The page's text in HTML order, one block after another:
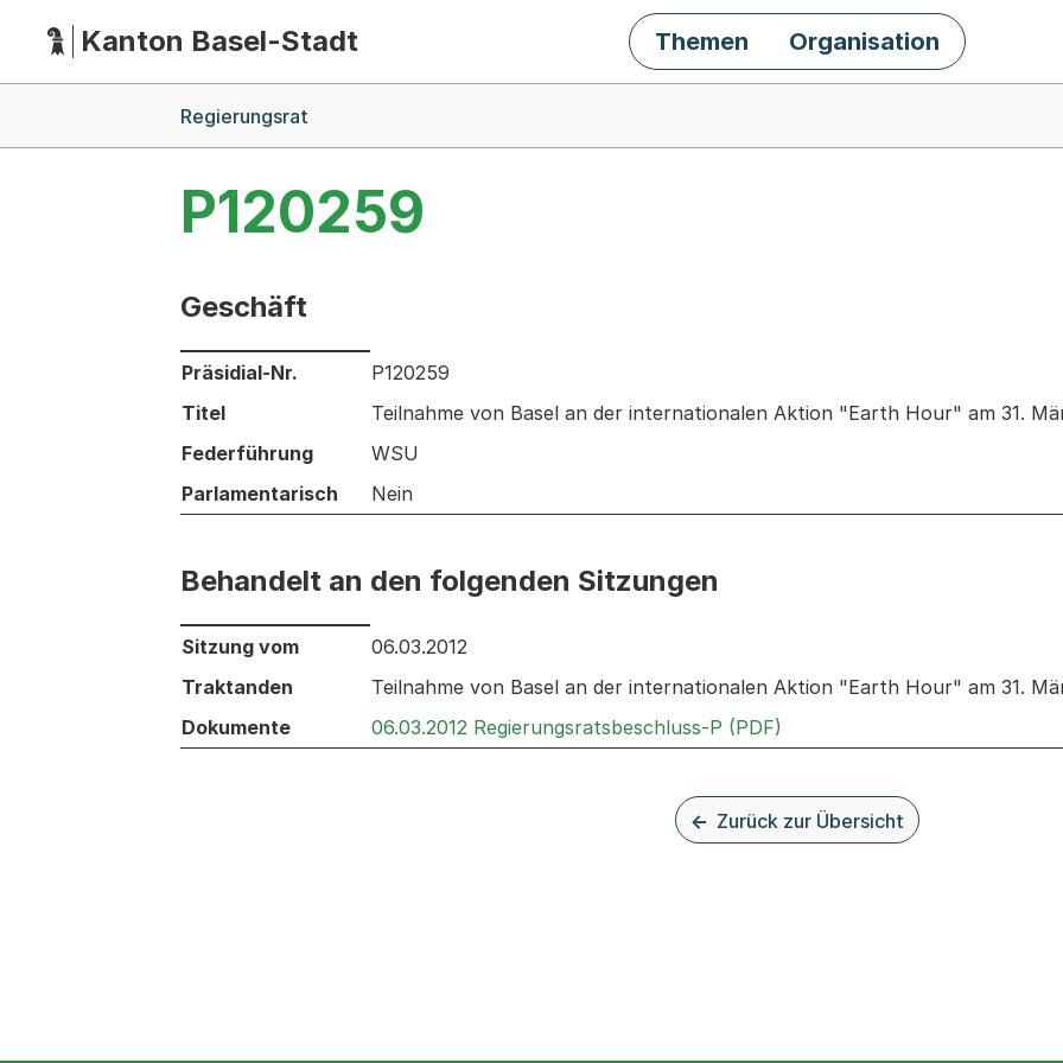
HauptnavigationKanton Basel-Stadt Themen Organisation
Regierungsrat
P120259
Geschäft
Informationen zum Ausgewählten Geschäft
Präsidial-Nr.
P120259
Titel
Teilnahme von Basel an der internationalen Aktion "Earth Hour" am 31.
Federführung
WSU
Parlamentarisch
Nein
Behandelt an den folgenden Sitzungen
Behandelt an den folgenden Sitzungen: Informationen zu den Sitzungen zum Geschäft
Sitzung vom
06.03.2012
Traktanden
Teilnahme von Basel an der internationalen Aktion "Earth Hour" am 31.
Dokumente
06.03.2012 Regierungsratsbeschluss-P (PDF)
Zurück zur Übersicht